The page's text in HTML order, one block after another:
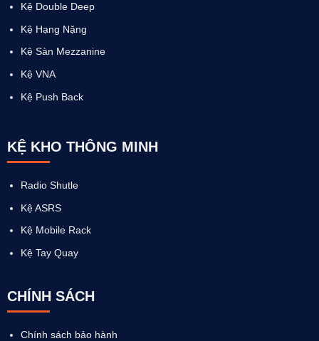
Kệ Double Deep
Kệ Hạng Nặng
Kệ Sàn Mezzanine
Kệ VNA
Kệ Push Back
KỆ KHO THÔNG MINH
Radio Shutle
Kệ ASRS
Kệ Mobile Rack
Kệ Tay Quay
CHÍNH SÁCH
Chính sách bảo hành